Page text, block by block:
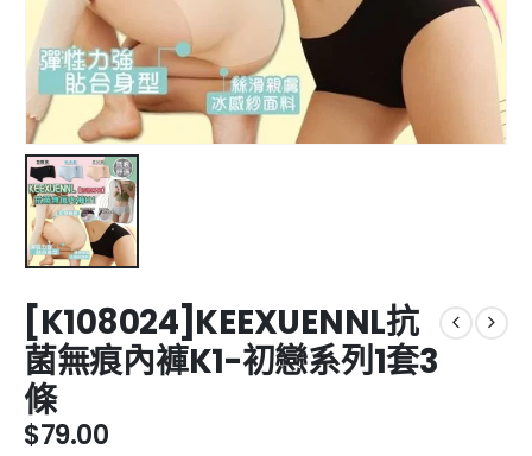
[K108024]KEEXUENNL抗
菌無痕內褲K1-初戀系列1套3
條
$79.00